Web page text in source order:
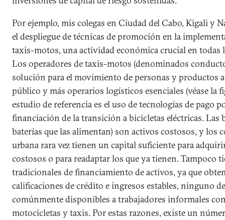
Por ejemplo, mis colegas en Ciudad del Cabo, Kigali y
el despliegue de técnicas de promoción en la
taxis-motos, una actividad económica crucial en todas
Los operadores de taxis-motos (denominados
solución para el movimiento de personas y productos
público y más operarios logísticos esenciales (véase la
estudio de referencia es el uso de tecnologías de pago
financiación de la transición a bicicletas eléctricas. Las
baterías que las alimentan) son activos costosos, y los
urbana rara vez tienen un capital suficiente para
costosos o para readaptar los que ya tienen. Tampoco
tradicionales de financiamiento de activos, ya que
calificaciones de crédito e ingresos estables, ninguno
comúnmente disponibles a trabajadores informales
motocicletas y taxis. Por estas razones, existe un